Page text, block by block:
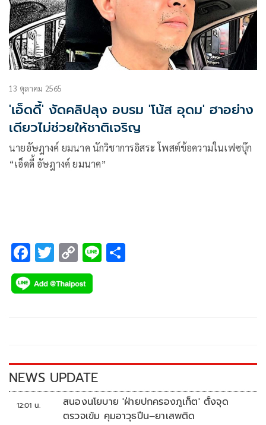
13 ตุลาคม 2565
'เอ็ดดี้' งัดคลิปลุง อบรม 'โน้ส อุดม' ฮาอย่าง
เดียวไม่ช่วยให้ชาติเจริญ
นายอัษฎางค์ ยมนาค นักวิชาการอิสระ โพสต์ข้อความในเฟซบุ๊ก
“เอ็ดดี้ อัษฎางค์ ยมนาค”
F
ac
e
k
T
wi
tt
C
o
p
k
Li
NEWS UPDATE
12:01 น.
สนองนโยบาย 'ฝ่ายปกครองภูเก็ต' ตั้งจุด
ตรวจเข้ม คุมอาวุธปืน–ยาเสพติด